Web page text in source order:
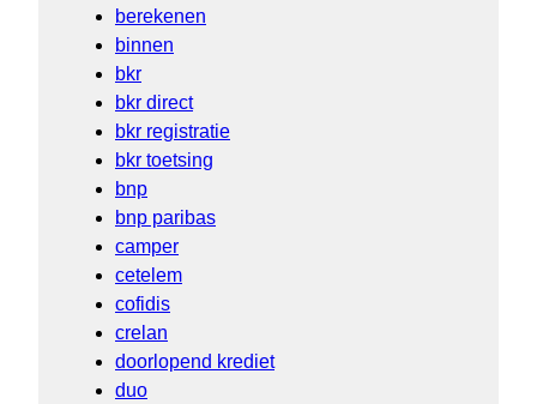
berekenen
binnen
bkr
bkr direct
bkr registratie
bkr toetsing
bnp
bnp paribas
camper
cetelem
cofidis
crelan
doorlopend krediet
duo